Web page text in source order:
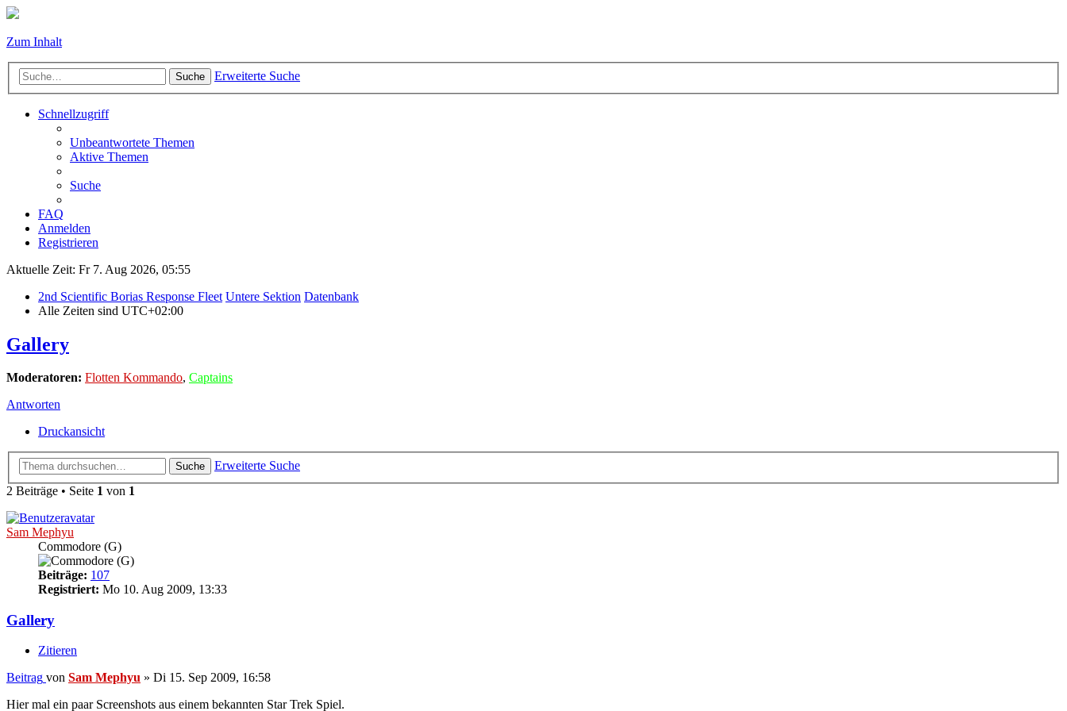
Zum Inhalt
Suche Erweiterte Suche
Schnellzugriff
Unbeantwortete Themen
Aktive Themen
Suche
FAQ
Anmelden
Registrieren
Aktuelle Zeit: Fr 7. Aug 2026, 05:55
2nd Scientific Borias Response Fleet Untere Sektion Datenbank
Alle Zeiten sind UTC+02:00
Gallery
Moderatoren: Flotten Kommando, Captains
Antworten
Druckansicht
Suche
Erweiterte Suche
2 Beiträge • Seite 1 von 1
Sam Mephyu
Commodore (G)
Beiträge: 107
Registriert: Mo 10. Aug 2009, 13:33
Gallery
Zitieren
Beitrag von Sam Mephyu » Di 15. Sep 2009, 16:58
Hier mal ein paar Screenshots aus einem bekannten Star Trek Spiel.